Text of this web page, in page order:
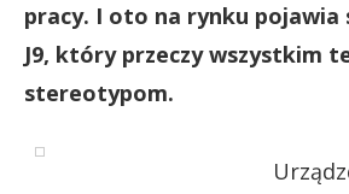
pracy. I oto na rynku pojawia
J9, który przeczy wszystkim
stereotypom.